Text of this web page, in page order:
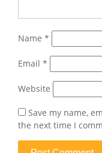
Name *
Email *
Website
Save my name,
the next time I